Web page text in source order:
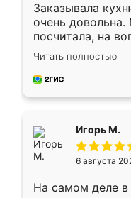
Заказывала
очень
посчитала, на
Замерщик
делу со всей
за день, ребята
Читать полностью
Игорь М.
6 августа
На самом деле в